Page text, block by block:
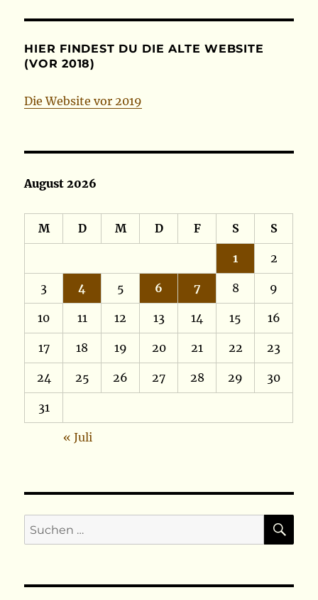
HIER FINDEST DU DIE ALTE WEBSITE
(VOR 2018)
Die Website vor 2019
August 2026
M D M D F S S
1 2
3 4 5 6 7 8 9
10 11 12 13 14 15 16
17 18 19 20 21 22 23
24 25 26 27 28 29 30
31
« Juli
Suchen
nach: